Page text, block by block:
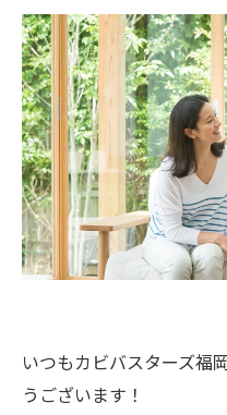
いつもカビバスターズ福
うございます！